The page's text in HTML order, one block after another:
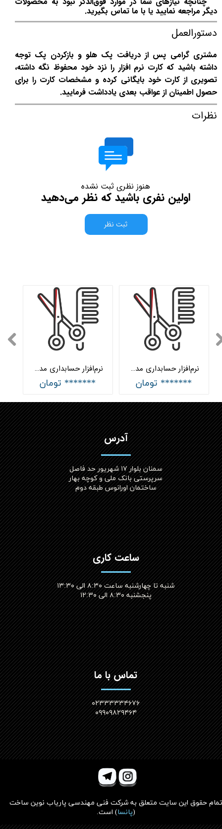
دیگر مراجعه نمایید یا با ما تماس بگیرید.
دستورالعمل
مشتری گرامی پس از دریافت پک هلو و بازکردن پک توجه
داشته باشید که کارت نرم افزار را نزد خود محفوظ نگه داشته،
تصویری از کارت خود بایگانی کرده و مشخصات کارت را برای
حصول اطمینان از عواقب بعدی یادداشت فرمایید.
نظرات
هنوز نظری ثبت نشده
اولین نفری باشید که نظر می‌دهید
ثبت نظر
نرم‌افزار حسابداری مدیریت آرایشگاه ساده هلو APEX
******* تومان
نرم‌افزار حسابداری مدیریت آرایشگاه پیشرفته هلو APEX
******* تومان
آدرس
سمنان بلوار ۱۷ شهریور حد فاصل
سرپرستی بانک ملی و کوچه بهار
ساختمان اورانوس طبقه دوم
ساعت کاری
شنبه تا چهارشنبه ساعت ۸:۳۰ الی ۱۳:۳۰
پنجشنبه ۸:۳۰ الی ۱۲:۳۰​​​​​​​
تماس با ما
۰۲۳۳۳۳۳۴۶۷۶
۰۹۹۰۹۸۲۹۴۶۴
تمام حقوق این سایت متعلق به شرکت فنی مهندسی پاریاب نوین ساخت
(پانسا) است.